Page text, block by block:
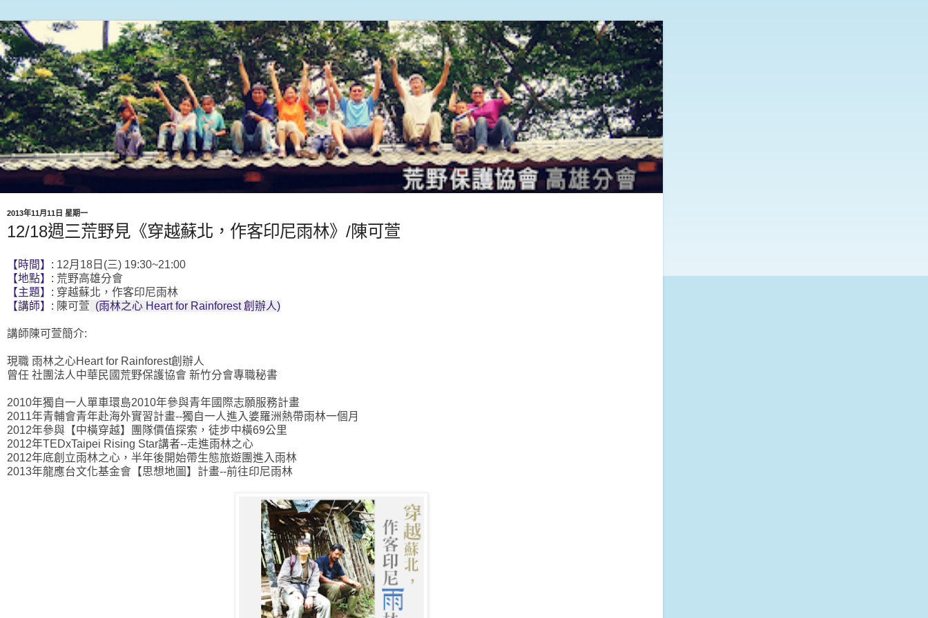
2013年11月11日 星期一
12/18週三荒野見《穿越蘇北，作客印尼雨林》/陳可萱
【時間】: 12月18日(三) 19:30~21:00
【地點】: 荒野高雄分會
【主題】: 穿越蘇北，作客印尼雨林
【講師】: 陳可萱 (雨林之心 Heart for Rainforest創辦人)
講師陳可萱簡介:
現職 雨林之心Heart for Rainforest創辦人
曾任 社團法人中華民國荒野保護協會 新竹分會專職秘書
2010年獨自一人單車環島2010年參與青年國際志願服務計畫
2011年青輔會青年赴海外實習計畫--獨自一人進入婆羅洲熱帶雨林一個月
2012年參與【中橫穿越】團隊價值探索，徒步中橫69公里
2012年TEDxTaipei Rising Star講者--走進雨林之心
2012年底創立雨林之心，半年後開始帶生態旅遊團進入雨林
2013年龍應台文化基金會【思想地圖】計畫--前往印尼雨林